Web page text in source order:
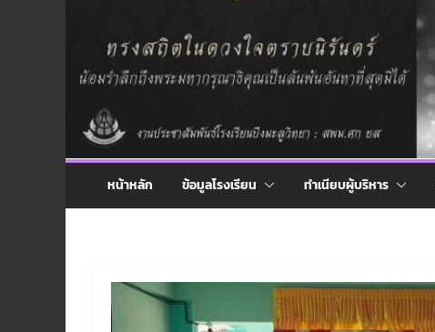
หน้าหลัก ข้อมูลโรงเรียน ทำเนียบผู้บริหาร